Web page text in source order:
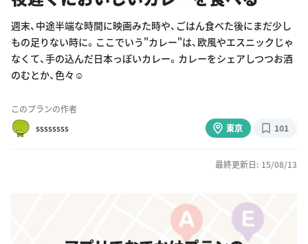
週末、中途半端な時間に映画みた時や、ごはん食べた後にまだ少し
もの足りない時に。ここでいう"カレー"は、欧風やエスニックじゃ
なくて、手の込んだ日本っぽいカレー。カレーをシェアしつつお酒
のむとか、色々☺︎
このプランの作者
ssssssss
東京 101
最終更新日: 15/08/13